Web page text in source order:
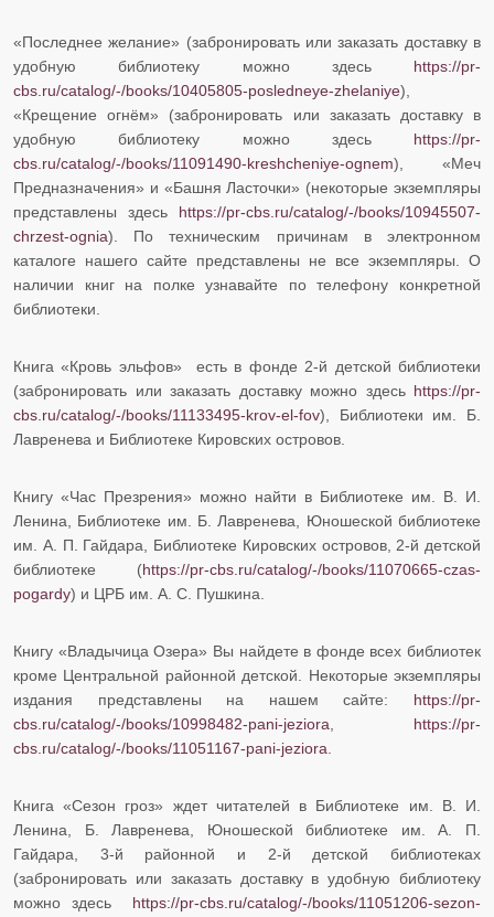
«Последнее желание» (забронировать или заказать доставку в
удобную библиотеку можно здесь https://pr-
cbs.ru/catalog/-/books/10405805-posledneye-zhelaniye),
«Крещение огнём» (забронировать или заказать доставку в
удобную библиотеку можно здесь https://pr-
cbs.ru/catalog/-/books/11091490-kreshcheniye-ognem), «Меч
Предназначения» и «Башня Ласточки» (некоторые экземпляры
представлены здесь https://pr-cbs.ru/catalog/-/books/10945507-
chrzest-ognia). По техническим причинам в электронном
каталоге нашего сайте представлены не все экземпляры. О
наличии книг на полке узнавайте по телефону конкретной
библиотеки.
Книга «Кровь эльфов» есть в фонде 2-й детской библиотеки
(забронировать или заказать доставку можно здесь https://pr-
cbs.ru/catalog/-/books/11133495-krov-el-fov), Библиотеки им. Б.
Лавренева и Библиотеке Кировских островов.
Книгу «Час Презрения» можно найти в Библиотеке им. В. И.
Ленина, Библиотеке им. Б. Лавренева, Юношеской библиотеке
им. А. П. Гайдара, Библиотеке Кировских островов, 2-й детской
библиотеке (https://pr-cbs.ru/catalog/-/books/11070665-czas-
pogardy) и ЦРБ им. А. С. Пушкина.
Книгу «Владычица Озера» Вы найдете в фонде всех библиотек
кроме Центральной районной детской. Некоторые экземпляры
издания представлены на нашем сайте: https://pr-
cbs.ru/catalog/-/books/10998482-pani-jeziora
https://pr-
cbs.ru/catalog/-/books/11051167-pani-jeziora
Книга «Сезон гроз» ждет читателей в Библиотеке им. В. И.
Ленина, Б. Лавренева, Юношеской библиотеке им. А. П.
Гайдара, 3-й районной и 2-й детской библиотеках
(забронировать или заказать доставку в удобную библиотеку
можно здесь https://pr-cbs.ru/catalog/-/books/11051206-sezon-